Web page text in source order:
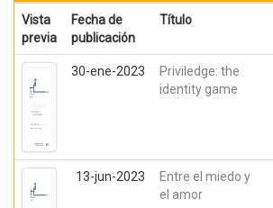
Vista
previa
Fecha de
publicación
Título
30-ene-2023
Priviledge: the
identity game
13-jun-2023
Entre el miedo y
el amor